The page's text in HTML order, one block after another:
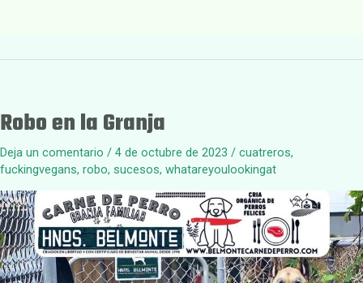
Robo en la Granja
Deja un comentario / 4 de octubre de 2023 / cuatreros,
fuckingvegans, robo, sucesos, whatareyoulookingat